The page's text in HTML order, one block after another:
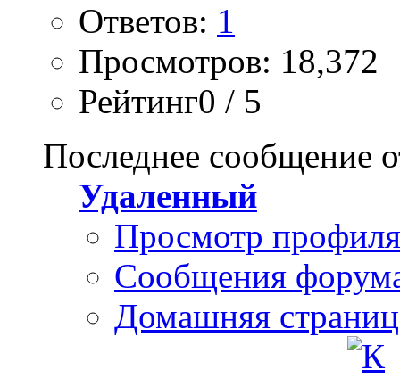
Ответов: 1
Просмотров: 18,372
Рейтинг0 / 5
Последнее сообщение
Удаленный
Просмотр профиля
Сообщения
Домашняя